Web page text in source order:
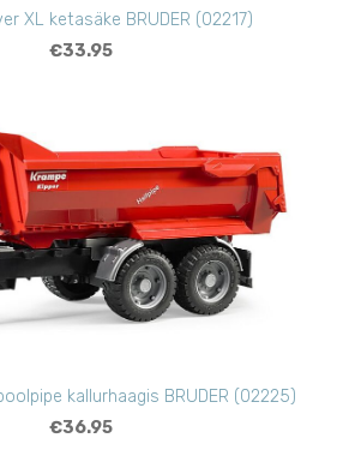
XL ketasäke BRUDER (02217)
€33.95
kallurhaagis BRUDER (02225)
€36.95